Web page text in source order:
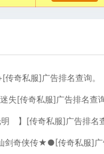
奇私服]广告排名查询。
[传奇私服]广告排名查询
】[传奇私服]广告排名查
奇侠传★●[传奇私服]广